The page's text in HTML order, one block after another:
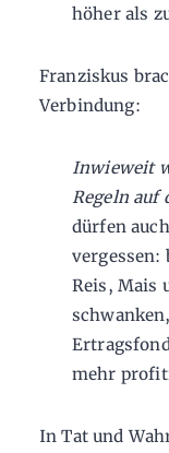
höher als
Franziskus
Verbindung:
Inwieweit
Regeln auf
dürfen
vergessen:
Reis, Mais
mehr
In Tat und